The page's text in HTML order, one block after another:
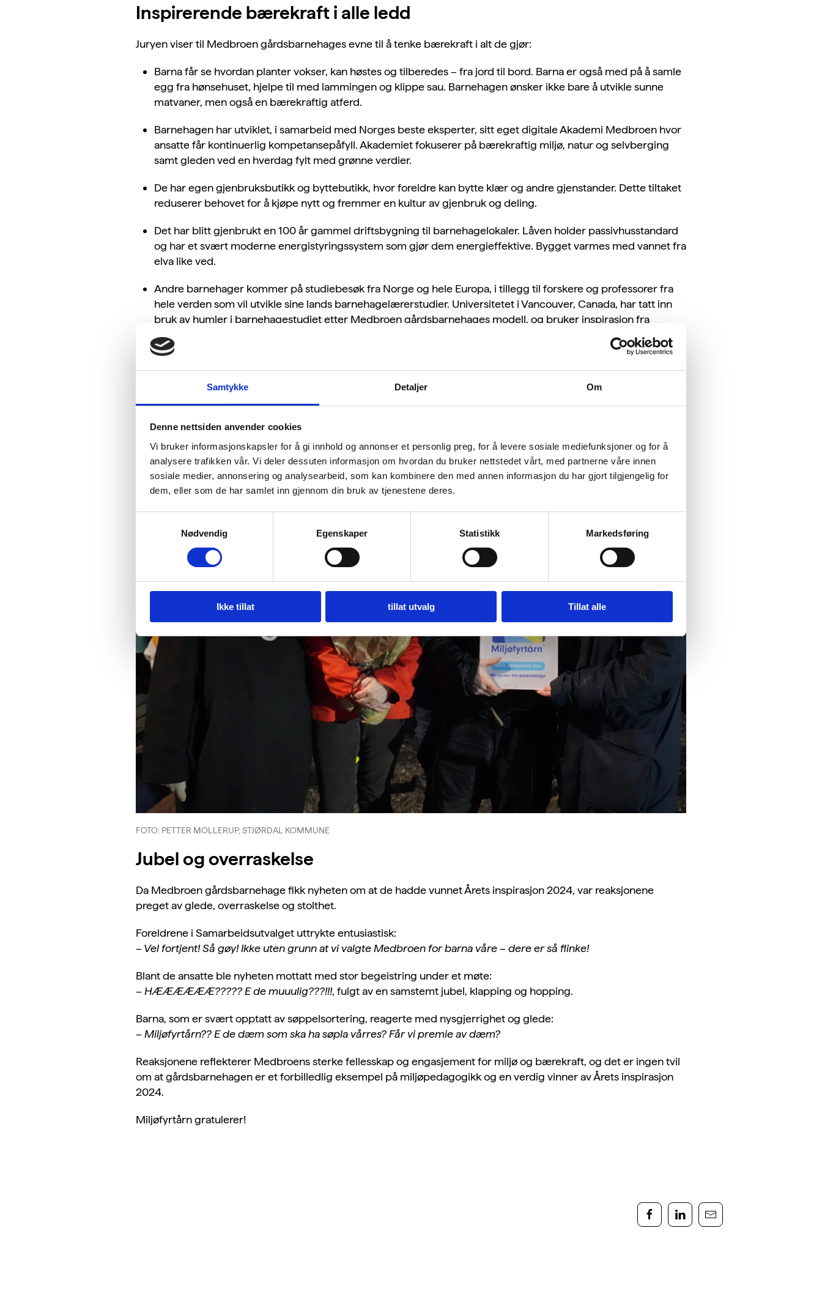
Samtykke Detaljer Om
Denne nettsiden anvender cookies
Vi bruker informasjonskapsler for å gi innhold og annonser et personlig preg, for å levere sosiale mediefunksjoner og for å
analysere trafikken vår. Vi deler dessuten informasjon om hvordan du bruker nettstedet vårt, med partnerne våre innen
sosiale medier, annonsering og analysearbeid, som kan kombinere den med annen informasjon du har gjort tilgjengelig for
dem, eller som de har samlet inn gjennom din bruk av tjenestene deres.
Nødvendig
Egenskaper Statistikk Markedsføring
Ikke tillat tillat utvalg Tillat alle
Inspirerende bærekraft i alle ledd
Juryen viser til Medbroen gårdsbarnehages evne til å tenke bærekraft i alt de gjør:
Barna får se hvordan planter vokser, kan høstes og tilberedes – fra jord til bord. Barna er også med på å samle
egg fra hønsehuset, hjelpe til med lammingen og klippe sau. Barnehagen ønsker ikke bare å utvikle sunne
matvaner, men også en bærekraftig atferd.
Barnehagen har utviklet, i samarbeid med Norges beste eksperter, sitt eget digitale Akademi Medbroen hvor
ansatte får kontinuerlig kompetansepåfyll. Akademiet fokuserer på bærekraftig miljø, natur og selvberging
samt gleden ved en hverdag fylt med grønne verdier.
De har egen gjenbruksbutikk og byttebutikk, hvor foreldre kan bytte klær og andre gjenstander. Dette tiltaket
reduserer behovet for å kjøpe nytt og fremmer en kultur av gjenbruk og deling.
Det har blitt gjenbrukt en 100 år gammel driftsbygning til barnehagelokaler. Låven holder passivhusstandard
og har et svært moderne energistyringssystem som gjør dem energieffektive. Bygget varmes med vannet fra
elva like ved.
Andre barnehager kommer på studiebesøk fra Norge og hele Europa, i tillegg til forskere og professorer fra
hele verden som vil utvikle sine lands barnehagelærerstudier. Universitetet i Vancouver, Canada, har tatt inn
bruk av humler i barnehagestudiet etter Medbroen gårdsbarnehages modell, og bruker inspirasjon fra
barnehagens samiske innhold som eksempel når de snakker om integrering av inuitten i sine barnehager.
FOTO: PETTER MOLLERUP, STJØRDAL KOMMUNE
Jubel og overraskelse
Da Medbroen gårdsbarnehage fikk nyheten om at de hadde vunnet Årets inspirasjon 2024, var reaksjonene
preget av glede, overraskelse og stolthet.
Foreldrene i Samarbeidsutvalget uttrykte entusiastisk:
– Vel fortjent! Så gøy! Ikke uten grunn at vi valgte Medbroen for barna våre – dere er så flinke!
Blant de ansatte ble nyheten mottatt med stor begeistring under et møte:
– HÆÆÆÆÆÆ????? E de muuulig???!!!, fulgt av en samstemt jubel, klapping og hopping.
Barna, som er svært opptatt av søppelsortering, reagerte med nysgjerrighet og glede:
– Miljøfyrtårn?? E de dæm som ska ha søpla vårres? Får vi premie av dæm?
Reaksjonene reflekterer Medbroens sterke fellesskap og engasjement for miljø og bærekraft, og det er ingen tvil
om at gårdsbarnehagen er et forbilledlig eksempel på miljøpedagogikk og en verdig vinner av Årets inspirasjon
2024.
Miljøfyrtårn gratulerer!